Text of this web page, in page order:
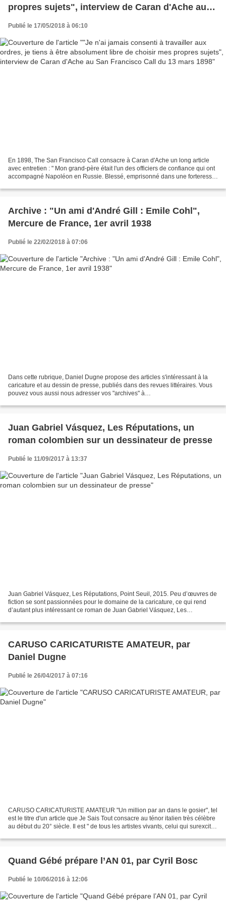
propres sujets", interview de Caran d'Ache au
Publié le 17/05/2018 à 06:10
En 1898, The San Francisco Call consacre à Caran d'Ache un long article
avec entretien : " Mon grand-père était l'un des officiers de confiance qui ont
accompagné Napoléon en Russie. Blessé, emprisonné dans une forteresse,
Archive : "Un ami d'André Gill : Emile Cohl",
Mercure de France, 1er avril 1938
Publié le 22/02/2018 à 07:06
Dans cette rubrique, Daniel Dugne propose des articles s'intéressant à la
caricature et au dessin de presse, publiés dans des revues littéraires. Vous
pouvez vous aussi nous adresser vos "archives" à
Juan Gabriel Vásquez, Les Réputations, un
roman colombien sur un dessinateur de presse
Publié le 11/09/2017 à 13:37
Juan Gabriel Vásquez, Les Réputations, Point Seuil, 2015. Peu d’œuvres de
fiction se sont passionnées pour le domaine de la caricature, ce qui rend
d’autant plus intéressant ce roman de Juan Gabriel Vásquez, Les
CARUSO CARICATURISTE AMATEUR, par
Daniel Dugne
Publié le 26/04/2017 à 07:16
CARUSO CARICATURISTE AMATEUR "Un million par an dans le gosier", tel
est le titre d'un article que Je Sais Tout consacre au ténor italien très célèbre
au début du 20° siècle. Il est " de tous les artistes vivants, celui qui surexcite
Quand Gébé prépare l’AN 01, par Cyril Bosc
Publié le 10/06/2016 à 12:06